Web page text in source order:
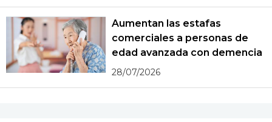
Aumentan las estafas
comerciales a personas de
edad avanzada con demencia
28/07/2026